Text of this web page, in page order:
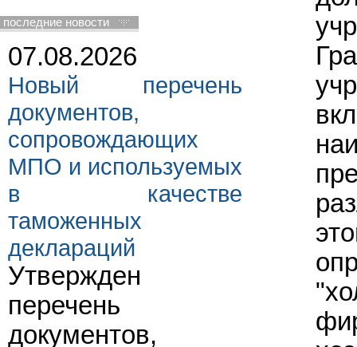
последние новости
07.08.2026
Новый перечень
документов,
сопровождающих
МПО и используемых
в качестве
таможенных
деклараций
Утвержден
перечень
документов,